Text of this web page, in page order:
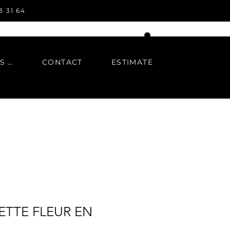
31 64
IN REGARDS TO CONTACT ESTIMATE
FLEUR EN